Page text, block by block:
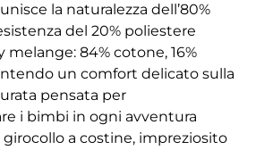
la naturalezza dell’80%
del 20% poliestere
melange: 84% cotone, 16%
un comfort delicato sulla
pensata per
i bimbi in ogni avventura
a costine, impreziosito